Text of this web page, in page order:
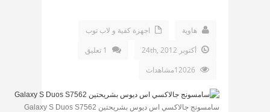
هاوية
اجهزة كفية و لاب توب
أكتوبر 24th, 2012
1 تعليق
سامسونج جالاكسي اس ديوس بشريحتين Galaxy S Duos S7562